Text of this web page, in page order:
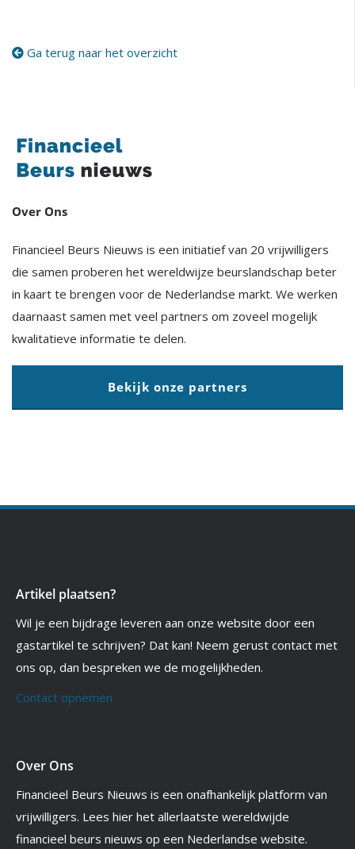
Ga terug naar het overzicht
Over Ons
Financieel Beurs Nieuws is een initiatief van 20 vrijwilligers
die samen proberen het wereldwijze beurslandschap beter
in kaart te brengen voor de Nederlandse markt. We werken
daarnaast samen met veel partners om zoveel mogelijk
kwalitatieve informatie te delen.
Bekijk onze partners
Artikel plaatsen?
Wil je een bijdrage leveren aan onze website door een
gastartikel te schrijven? Dat kan! Neem gerust contact met
ons op, dan bespreken we de mogelijkheden.
Contact opnemen
Over Ons
Financieel Beurs Nieuws is een onafhankelijk platform van
vrijwilligers. Lees hier het allerlaatste wereldwijde
financieel beurs nieuws op een Nederlandse website.